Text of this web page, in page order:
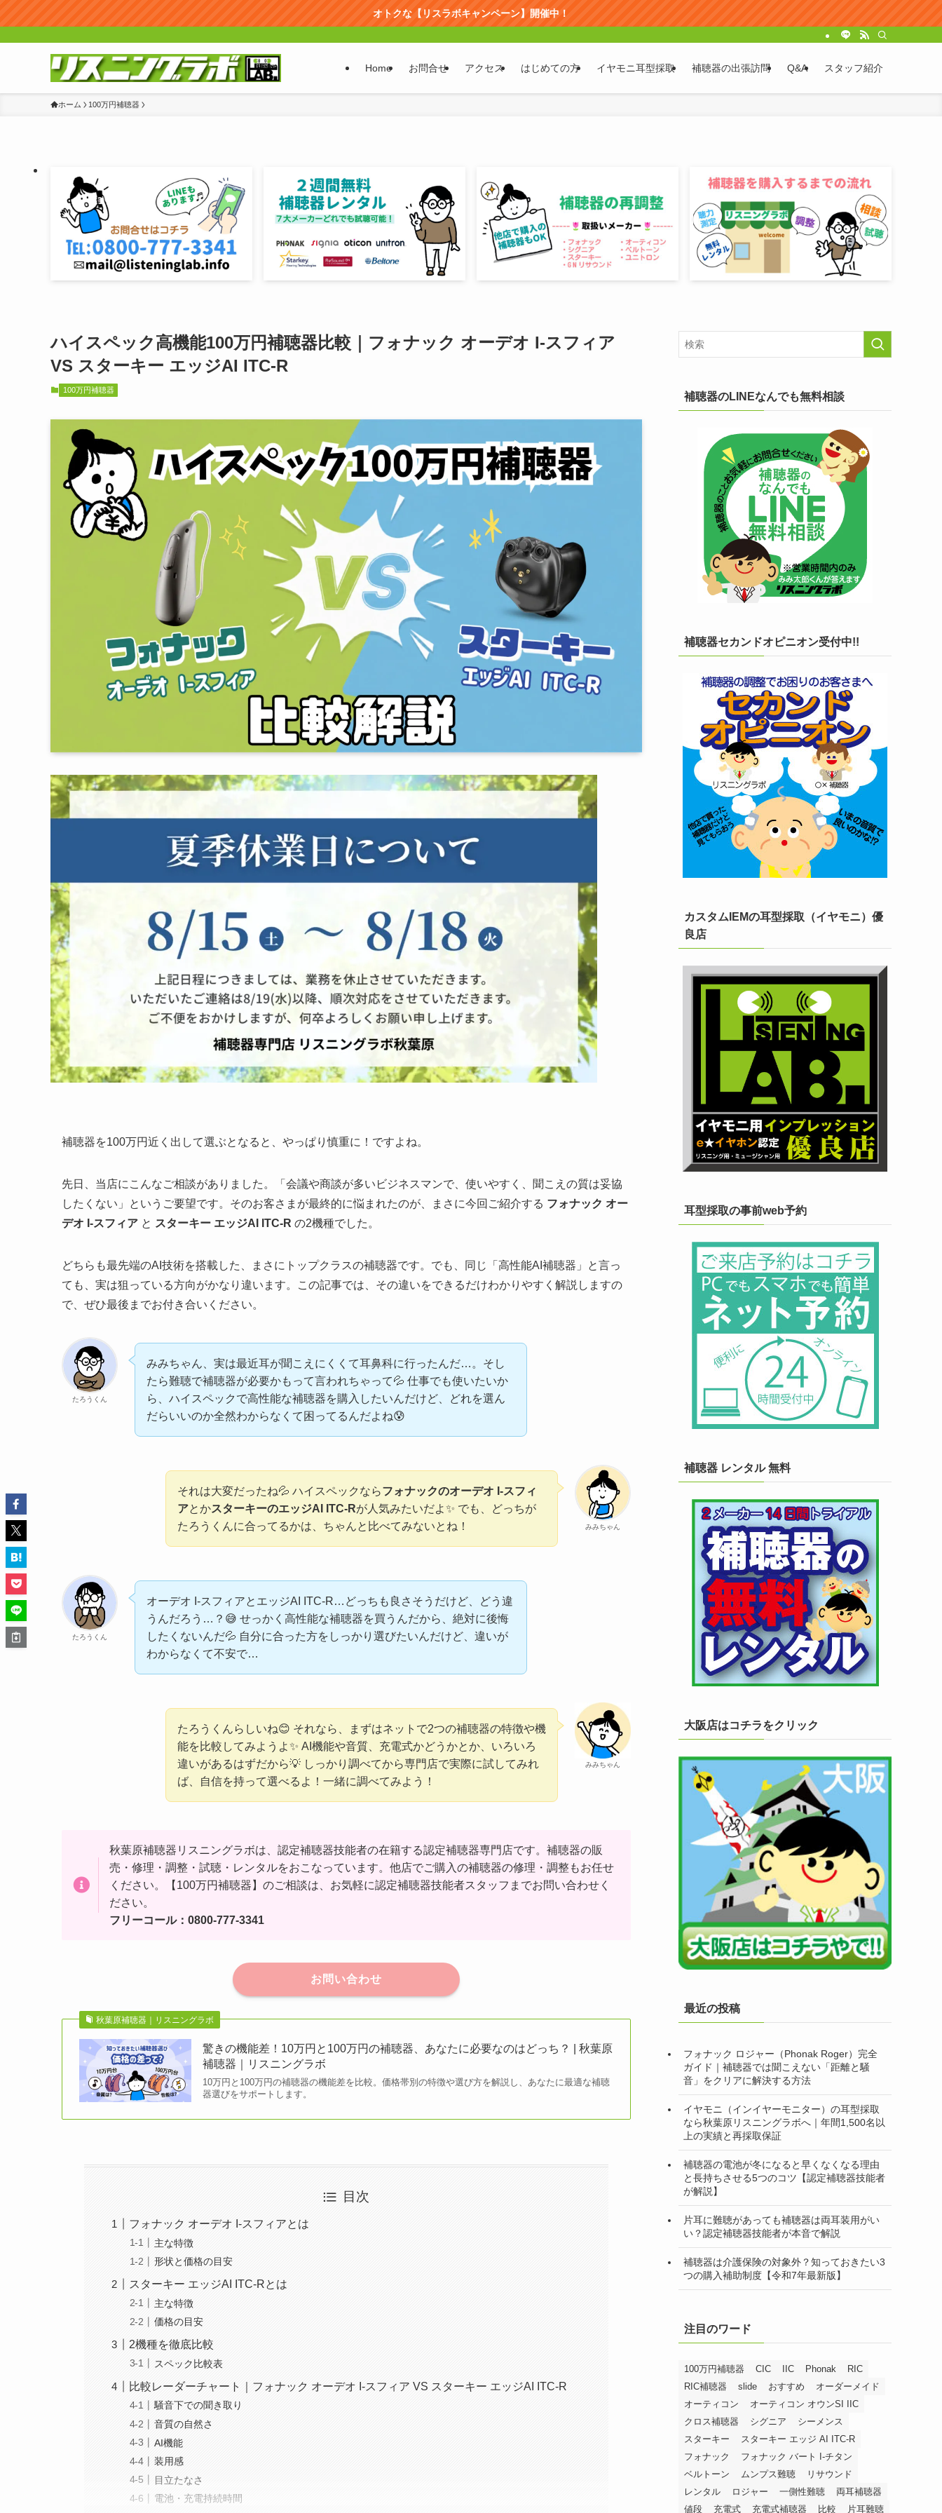
オトクな【リスラボキャンペーン】開催中！
Home お問合せ アクセス はじめての方 イヤモニ耳型採取 補聴器の出張訪問 Q&A スタッフ紹介
ホーム 100万円補聴器
ハイスペック高機能100万円補聴器比較｜フォナック オーデオ I-スフィア
VS スターキー エッジAI ITC-R
100万円補聴器
補聴器を100万円近く出して選ぶとなると、やっぱり慎重に！ですよね。
先日、当店にこんなご相談がありました。「会議や商談が多いビジネスマンで、使いやすく、聞こえの質は妥協
したくない」というご要望です。そのお客さまが最終的に悩まれたのが、まさに今回ご紹介する フォナック オー
デオ I-スフィア と スターキー エッジAI ITC-R の2機種でした。
どちらも最先端のAI技術を搭載した、まさにトップクラスの補聴器です。でも、同じ「高性能AI補聴器」と言っ
ても、実は狙っている方向がかなり違います。この記事では、その違いをできるだけわかりやすく解説しますの
で、ぜひ最後までお付き合いください。
たろうくん
みみちゃん、実は最近耳が聞こえにくくて耳鼻科に行ったんだ…。そし
たら難聴で補聴器が必要かもって言われちゃって💦 仕事でも使いたいか
ら、ハイスペックで高性能な補聴器を購入したいんだけど、どれを選ん
だらいいのか全然わからなくて困ってるんだよね😰
みみちゃん
それは大変だったね💦 ハイスペックならフォナックのオーデオ I-スフィ
アとかスターキーのエッジAI ITC-Rが人気みたいだよ✨ でも、どっちが
たろうくんに合ってるかは、ちゃんと比べてみないとね！
たろうくん
オーデオ I-スフィアとエッジAI ITC-R…どっちも良さそうだけど、どう違
うんだろう…？😅 せっかく高性能な補聴器を買うんだから、絶対に後悔
したくないんだ💦 自分に合った方をしっかり選びたいんだけど、違いが
わからなくて不安で…
みみちゃん
たろうくんらしいね😊 それなら、まずはネットで2つの補聴器の特徴や機
能を比較してみようよ✨ AI機能や音質、充電式かどうかとか、いろいろ
違いがあるはずだから💡 しっかり調べてから専門店で実際に試してみれ
ば、自信を持って選べるよ！一緒に調べてみよう！
秋葉原補聴器リスニングラボは、認定補聴器技能者の在籍する認定補聴器専門店です。補聴器の販
売・修理・調整・試聴・レンタルをおこなっています。他店でご購入の補聴器の修理・調整もお任せ
ください。【100万円補聴器】のご相談は、お気軽に認定補聴器技能者スタッフまでお問い合わせく
ださい。
フリーコール：0800-777-3341
お問い合わせ
秋葉原補聴器｜リスニングラボ
驚きの機能差！10万円と100万円の補聴器、あなたに必要なのはどっち？ | 秋葉原
補聴器｜リスニングラボ
10万円と100万円の補聴器の機能差を比較。価格帯別の特徴や選び方を解説し、あなたに最適な補聴
器選びをサポートします。
目次
フォナック オーデオ I-スフィアとは
主な特徴
形状と価格の目安
スターキー エッジAI ITC-Rとは
主な特徴
価格の目安
2機種を徹底比較
スペック比較表
比較レーダーチャート｜フォナック オーデオ I-スフィア VS スターキー エッジAI ITC-R
騒音下での聞き取り
音質の自然さ
AI機能
装用感
目立たなさ
電池・充電持続時間
補聴器のLINEなんでも無料相談
補聴器セカンドオピニオン受付中!!
カスタムIEMの耳型採取（イヤモニ）優
良店
耳型採取の事前web予約
補聴器 レンタル 無料
大阪店はコチラをクリック
最近の投稿
フォナック ロジャー（Phonak Roger）完全
ガイド｜補聴器では聞こえない「距離と騒
音」をクリアに解決する方法
イヤモニ（インイヤーモニター）の耳型採取
なら秋葉原リスニングラボへ｜年間1,500名以
上の実績と再採取保証
補聴器の電池が冬になると早くなくなる理由
と長持ちさせる5つのコツ【認定補聴器技能者
が解説】
片耳に難聴があっても補聴器は両耳装用がい
い？認定補聴器技能者が本音で解説
補聴器は介護保険の対象外？知っておきたい3
つの購入補助制度【令和7年最新版】
注目のワード
100万円補聴器 CIC IIC Phonak
RIC
RIC補聴器
slide おすすめ
オーダーメイド
オーティコン
オーティコン オウンSI IIC
クロス補聴器
シグニア
シーメンス
スターキー
スターキー エッジ AI ITC-R
フォナック
フォナック バート I-チタン
ベルトーン
ムンプス難聴
リサウンド
レンタル
ロジャー 一側性難聴
両耳補聴器
値段
充電式 充電式補聴器 比較 片耳難聴